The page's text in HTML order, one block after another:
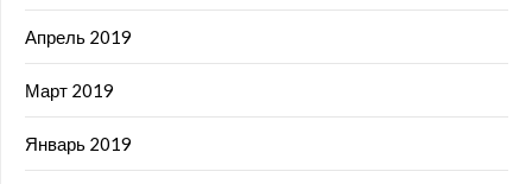
Апрель 2019
Март 2019
Январь 2019